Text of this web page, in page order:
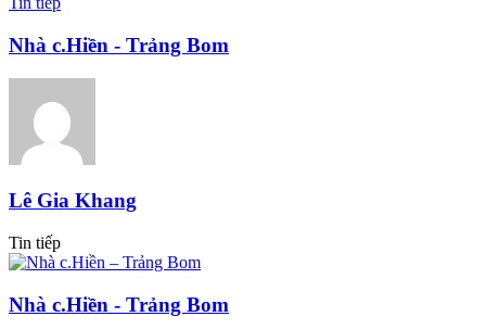
Nhà c.Hiền - Trảng Bom
Lê Gia Khang
Tin tiếp
Nhà c.Hiền - Trảng Bom